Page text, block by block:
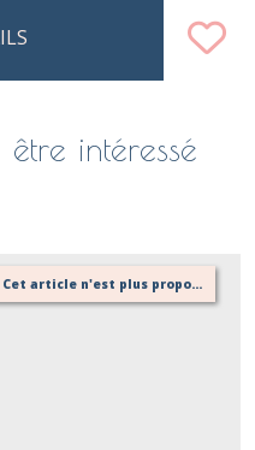
intéressé
Cet article n'est plus proposé, retournez au menu principal ou contactez moi!